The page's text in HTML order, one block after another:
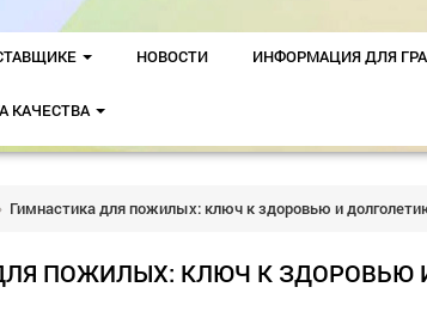
НОВОСТИ ИНФОРМАЦИЯ ДЛЯ
КАЧЕСТВА
Гимнастика для пожилых: ключ к здоровью и
ПОЖИЛЫХ: КЛЮЧ К ЗДОРОВЬЮ